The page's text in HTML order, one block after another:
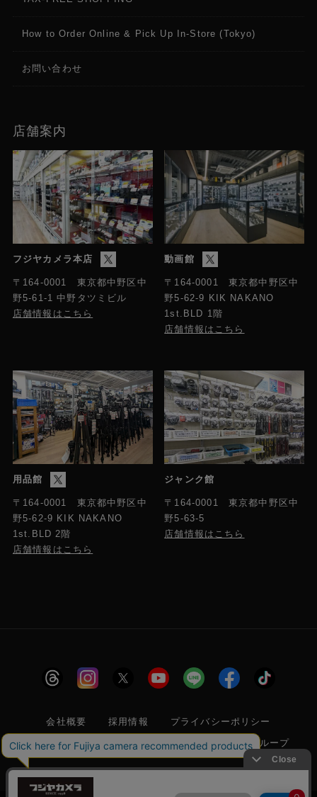
How to Order Online & Pick Up In-Store (Tokyo)
お問い合わせ
店舗案内
フジヤカメラ本店
〒164-0001 東京都中野区中
野5-61-1 中野タツミビル
店舗情報はこちら
動画館
〒164-0001 東京都中野区中
野5-62-9 KIK NAKANO
1st.BLD 1階
店舗情報はこちら
用品館
〒164-0001 東京都中野区中
野5-62-9 KIK NAKANO
1st.BLD 2階
店舗情報はこちら
ジャンク館
〒164-0001 東京都中野区中
野5-63-5
店舗情報はこちら
会社概要 採用情報
プライバシーポリシー
特定商取引に関する法律に基づく表示
フジヤグループ
商標登録 第5211024号 株式会社フジヤカメラ店 古物商許可番